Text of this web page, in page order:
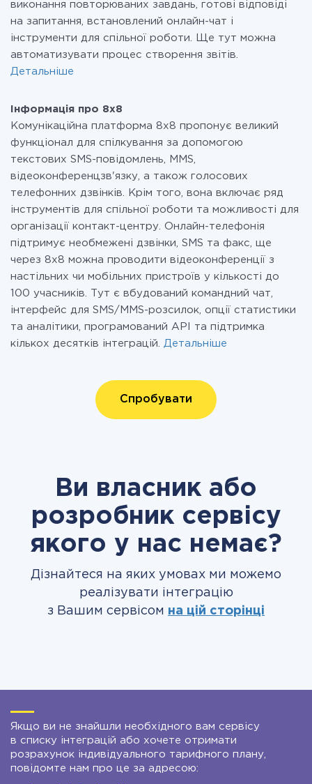
виконання повторюваних завдань, готові відповіді
на запитання, встановлений онлайн-чат і
інструменти для спільної роботи. Ще тут можна
автоматизувати процес створення звітів.
Детальніше
Інформація про 8x8
Комунікаційна платформа 8х8 пропонує великий
функціонал для спілкування за допомогою
текстових SMS-повідомлень, MMS,
відеоконференцзв'язку, а також голосових
телефонних дзвінків. Крім того, вона включає ряд
інструментів для спільної роботи та можливості для
організації контакт-центру. Онлайн-телефонія
підтримує необмежені дзвінки, SMS та факс, ще
через 8х8 можна проводити відеоконференції з
настільних чи мобільних пристроїв у кількості до
100 учасників. Тут є вбудований командний чат,
інтерфейс для SMS/MMS-розсилок, опції статистики
та аналітики, програмований API та підтримка
кількох десятків інтеграцій. Детальніше
Спробувати
Ви власник або
розробник сервісу
якого у нас немає?
Дізнайтеся на яких умовах ми можемо
реалізувати інтеграцію
з Вашим сервісом на цій сторінці
Якщо ви не знайшли необхідного вам сервісу
в списку інтеграцій або хочете отримати
розрахунок індивідуального тарифного плану,
повідомте нам про це за адресою: